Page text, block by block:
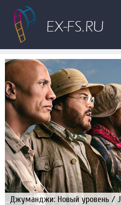
Джуманджи: Новый уровень /